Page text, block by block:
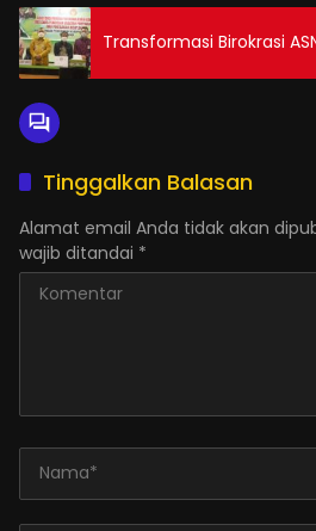
Transformasi Birokrasi
Tinggalkan Balasan
Alamat email Anda tidak akan
wajib ditandai *